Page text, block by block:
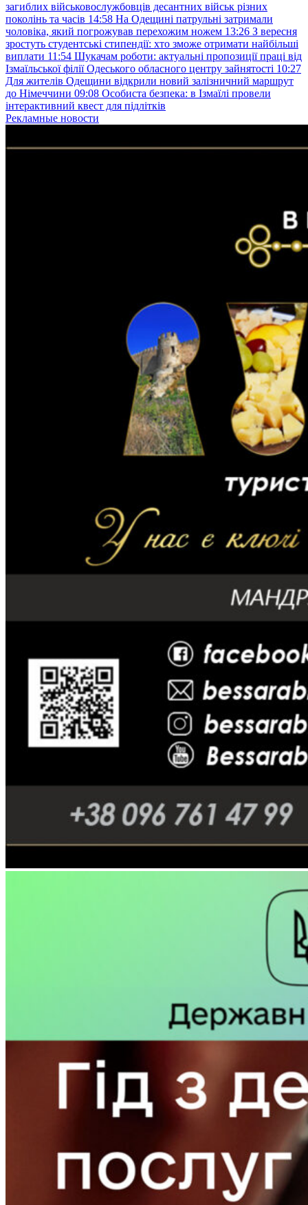
загиблих військовослужбовців десантних військ різних
поколінь та часів 14:58 На Одещині патрульні затримали
чоловіка, який погрожував перехожим ножем 13:26 З вересня
зростуть студентські стипендії: хто зможе отримати найбільші
виплати 11:54 Шукачам роботи: актуальні пропозиції праці від
Ізмаїльської філії Одеського обласного центру зайнятості 10:27
Для жителів Одещини відкрили новий залізничний маршрут
до Німеччини 09:08 Особиста безпека: в Ізмаїлі провели
інтерактивний квест для підлітків
Рекламные новости